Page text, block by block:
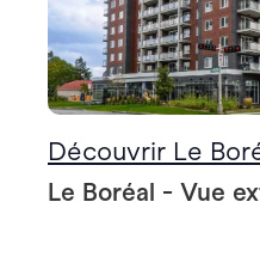
Découvrir Le
Le Boréal - Vue